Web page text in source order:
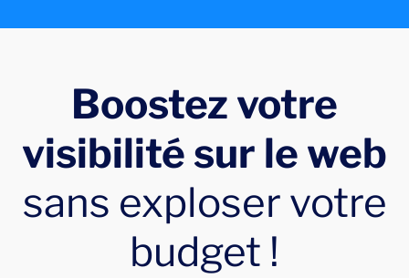
Boostez votre
visibilité sur le web
sans exploser votre
budget !